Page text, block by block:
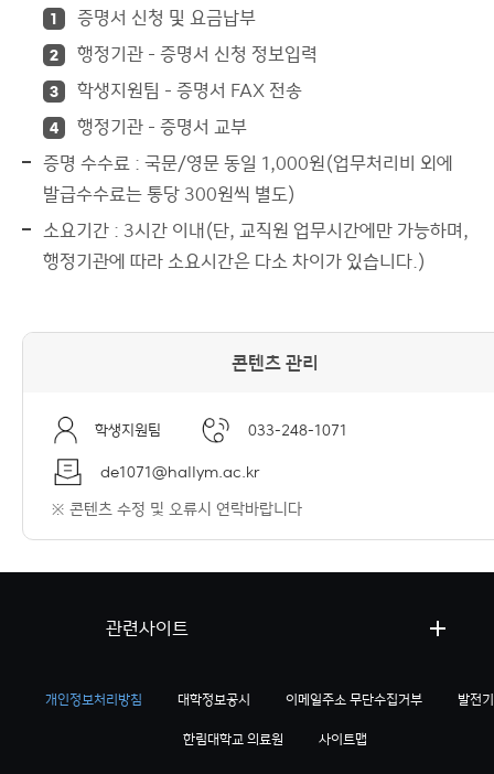
1 증명서 신청 및 요금납부
2 행정기관 - 증명서 신청 정보입력
3 학생지원팀 - 증명서 FAX 전송
4
행정기관 - 증명서 교부
증명 수수료 : 국문/영문 동일 1,000원(업무처리비 외에
발급수수료는 통당 300원씩 별도)
소요기간 : 3시간 이내(단, 교직원 업무시간에만 가능하며,
행정기관에 따라 소요시간은 다소 차이가 있습니다.)
콘텐츠 관리
학생지원팀 033-248-1071
de1071@hallym.ac.kr
※ 콘텐츠 수정 및 오류시 연락바랍니다
개인정보처리방침 대학정보공시 이메일주소 무단수집거부 발전
한림대학교 의료원 사이트맵
관련사이트